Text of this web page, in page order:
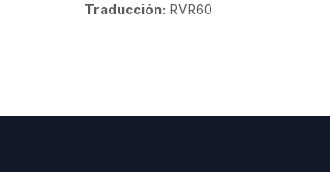
Traducción: RVR60